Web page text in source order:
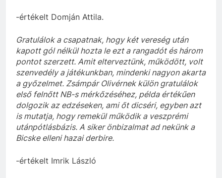
-értékelt Domján Attila.
Gratulálok a csapatnak, hogy két vereség után
kapott gól nélkül hozta le ezt a rangadót és három
pontot szerzett. Amit elterveztünk, működött, volt
szenvedély a játékunkban, mindenki nagyon akarta
a győzelmet. Zsámpár Olivérnek külön gratulálok
első felnőtt NB-s mérkőzéséhez, példa értékűen
dolgozik az edzéseken, ami őt dicséri, egyben azt
is mutatja, hogy remekül működik a veszprémi
utánpótlásbázis. A siker önbizalmat ad nekünk a
Bicske elleni hazai derbire.
-értékelt Imrik László